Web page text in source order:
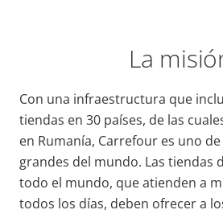
La
Con una infraestructura que
tiendas en 30 países, de las
en Rumanía, Carrefour es uno
grandes del mundo. Las tiendas
todo el mundo, que atienden a
todos los días, deben ofrecer a